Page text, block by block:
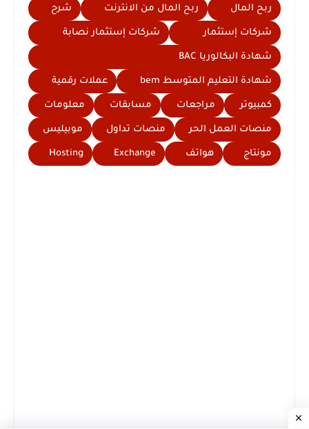
ربح المال ربح المال من الانترنت شرح
شركات إستثمار شركات إستثمار نصابة
شهادة البكالوريا BAC
شهادة التعليم المتوسط bem عملات رقمية
كمبيوتر مراجعات مسابقات معلومات
منصات العمل الحر منصات تداول موبيليس
مونتاج هواتف Exchange
Hosting